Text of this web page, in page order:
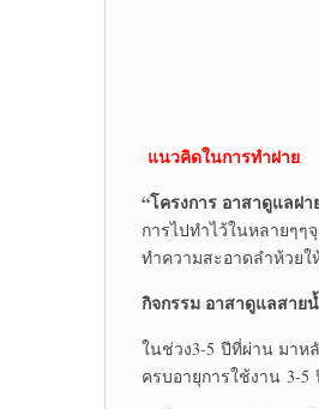
แนวคิดในการทำฝาย
“โครงการ อาสาดูแลฝา
การไปทำไว้ในหลายๆ
ทำความสะอาดลำห้วยใ
กิจกรรม อาสาดูแลสาย
ในช่วง3-5 ปีที่ผ่าน มาห
ครบอายุการใช้งาน 3-